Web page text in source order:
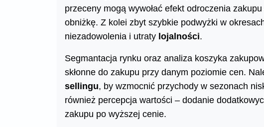
przeceny mogą wywołać efekt odroczenia
obniżkę. Z kolei zbyt szybkie podwyżki w
niezadowolenia i utraty lojalności.
Segmantacja rynku oraz analiza koszyka
skłonne do zakupu przy danym poziomie cen.
sellingu, by wzmocnić przychody w sezonach
również percepcja wartości – dodanie
zakupu po wyższej cenie.